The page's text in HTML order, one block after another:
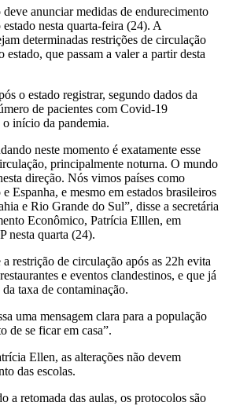
anunciar medidas de endurecimento
nesta quarta-feira (24). A
determinadas restrições de circulação
estado, que passam a valer a partir desta
o estado registrar, segundo dados da
de pacientes com Covid-19
início da pandemia.
neste momento é exatamente esse
principalmente noturna. O mundo
direção. Nós vimos países como
Espanha, e mesmo em estados brasileiros
e Rio Grande do Sul”, disse a secretária
Econômico, Patrícia Elllen, em
nesta quarta (24).
restrição de circulação após as 22h evita
e eventos clandestinos, e que já
taxa de contaminação.
uma mensagem clara para a população
de se ficar em casa”.
Ellen, as alterações não devem
das escolas.
a retomada das aulas, os protocolos são